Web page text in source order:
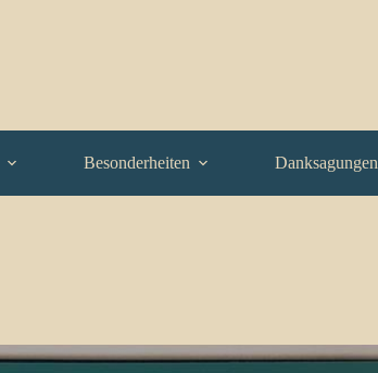
Besonderheiten Danksagungen